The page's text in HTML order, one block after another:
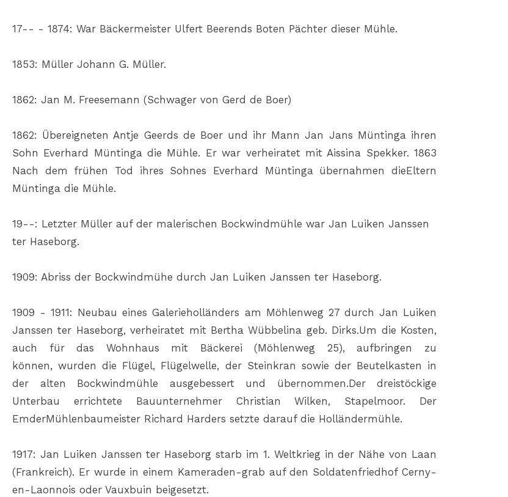
17-- - 1874: War Bäckermeister Ulfert Beerends Boten Pächter dieser Mühle.
1853: Müller Johann G. Müller.
1862: Jan M. Freesemann (Schwager von Gerd de Boer)
1862: Übereigneten Antje Geerds de Boer und ihr Mann Jan Jans Müntinga ihren
Sohn Everhard Müntinga die Mühle. Er war verheiratet mit Aissina Spekker. 1863
Nach dem frühen Tod ihres Sohnes Everhard Müntinga übernahmen dieEltern
Müntinga die Mühle.
19--: Letzter Müller auf der malerischen Bockwindmühle war Jan Luiken Janssen
ter Haseborg.
1909: Abriss der Bockwindmühe durch Jan Luiken Janssen ter Haseborg.
1909 - 1911: Neubau eines Galerieholländers am Möhlenweg 27 durch Jan Luiken
Janssen ter Haseborg, verheiratet mit Bertha Wübbelina geb. Dirks.Um die Kosten,
auch für das Wohnhaus mit Bäckerei (Möhlenweg 25), aufbringen zu
können, wurden die Flügel, Flügelwelle, der Steinkran sowie der Beutelkasten in
der alten Bockwindmühle ausgebessert und übernommen.Der dreistöckige
Unterbau errichtete Bauunternehmer Christian Wilken, Stapelmoor. Der
EmderMühlenbaumeister Richard Harders setzte darauf die Holländermühle.
1917: Jan Luiken Janssen ter Haseborg starb im 1. Weltkrieg in der Nähe von Laan
(Frankreich). Er wurde in einem Kameraden-grab auf den Soldatenfriedhof Cerny-
en-Laonnois oder Vauxbuin beigesetzt.